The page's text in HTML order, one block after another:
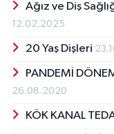
Ağız ve Diş
12.02.2025
20 Yaş Dişleri
PANDEMİ
26.08.2020
KÖK KANAL